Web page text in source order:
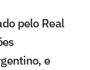
pelo Real
e